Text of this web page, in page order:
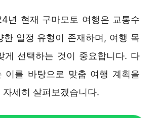
년 현재 구마모토 여행은 교통수
한 일정 유형이 존재하며, 여행 목
게 선택하는 것이 중요합니다. 다
이를 바탕으로 맞춤 여행 계획을
세히 살펴보겠습니다.